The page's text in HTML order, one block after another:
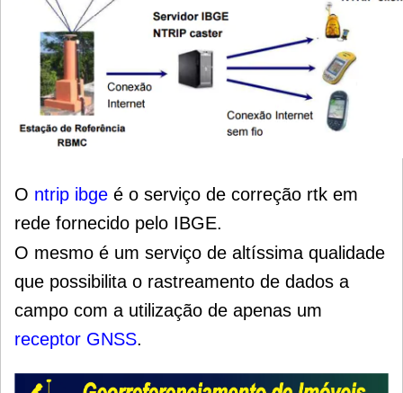
O ntrip ibge é o serviço de correção rtk em
rede fornecido pelo IBGE.
O mesmo é um serviço de altíssima qualidade
que possibilita o rastreamento de dados a
campo com a utilização de apenas um
receptor GNSS.